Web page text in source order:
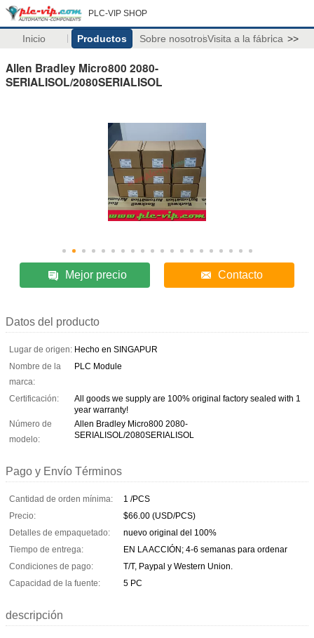
PLC-VIP SHOP
Inicio Productos Sobre nosotrosVisita a la fábrica >>
Allen Bradley Micro800 2080-
SERIALISOL/2080SERIALISOL
Mejor precio Contacto
Datos del producto
Lugar de origen: Hecho en SINGAPUR
Nombre de la
marca:
PLC Module
Certificación:
All goods we supply are 100% original factory sealed with 1
year warranty!
Número de
modelo:
Allen Bradley Micro800 2080-
SERIALISOL/2080SERIALISOL
Pago y Envío Términos
Cantidad de orden mínima:
1 /PCS
Precio:
$66.00 (USD/PCS)
Detalles de empaquetado:
nuevo original del 100%
Tiempo de entrega:
EN LA ACCIÓN; 4-6 semanas para ordenar
Condiciones de pago:
T/T, Paypal y Western Union.
Capacidad de la fuente:
5 PC
descripción